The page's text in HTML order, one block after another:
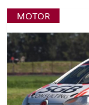
MOTOR